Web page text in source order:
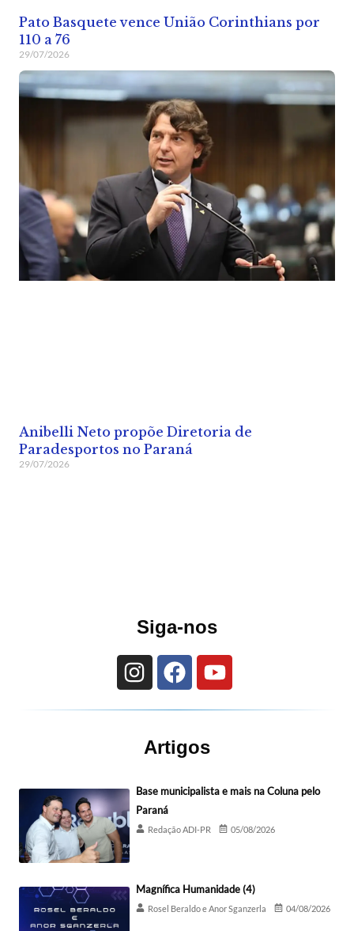
Pato Basquete vence União Corinthians por
110 a 76
29/07/2026
Anibelli Neto propõe Diretoria de
Paradesportos no Paraná
29/07/2026
Siga-nos
Artigos
Base municipalista e mais na Coluna pelo
Paraná
Redação ADI-PR 05/08/2026
Magnífica Humanidade (4)
Rosel Beraldo e Anor Sganzerla 04/08/2026